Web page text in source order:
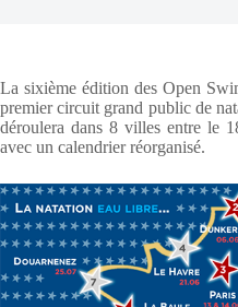
La sixième édition des Open
premier circuit grand public de
déroulera dans 8 villes entre le
avec un calendrier réorganisé.